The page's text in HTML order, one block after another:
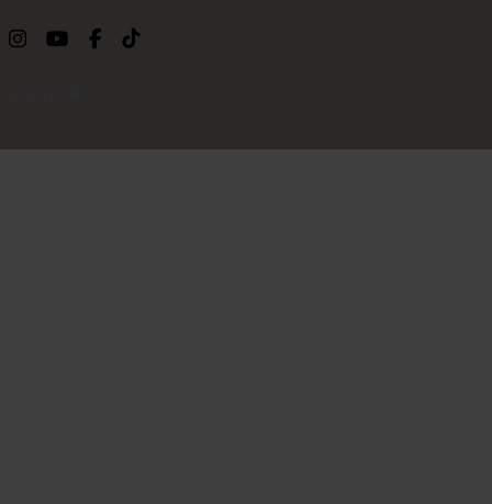
Link a instagram
Link a youtube
Link a facebook
Link a ticktok